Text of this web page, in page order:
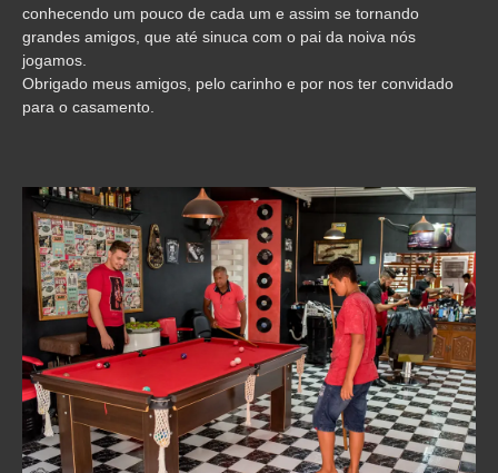
conhecendo um pouco de cada um e assim se tornando
grandes amigos, que até sinuca com o pai da noiva nós
jogamos.
Obrigado meus amigos, pelo carinho e por nos ter convidado
para o casamento.